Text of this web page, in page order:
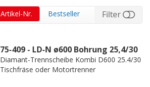
Artikel-Nr. Bestseller Filter
75-409 - LD-N ø600 Bohrung 25,4/30
Diamant-Trennscheibe Kombi D600 25.4/30
Tischfräse oder Motortrenner